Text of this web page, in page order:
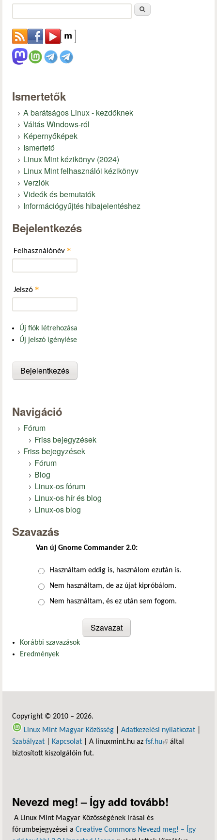
Ismertetők
A barátságos Linux - kezdőknek
Váltás Windows-ról
Képernyőképek
Ismertető
Linux Mint kézikönyv (2024)
Linux Mint felhasználói kézikönyv
Verziók
Videók és bemutatók
Információgyűjtés hibajelentéshez
Bejelentkezés
Felhasználónév *
Jelszó *
Új fiók létrehozása
Új jelszó igénylése
Navigáció
Fórum
Friss bejegyzések
Friss bejegyzések
Fórum
Blog
Linux-os fórum
Linux-os hír és blog
Linux-os blog
Szavazás
Van új Gnome Commander 2.0:
Választások
Használtam eddig is, használom ezután is.
Nem használtam, de az újat kipróbálom.
Nem használtam, és ez után sem fogom.
Korábbi szavazások
Eredmények
Copyright © 2010 – 2026.
Linux Mint Magyar Közösség
Adatkezelési nyilatkozat
Szabályzat
Kapcsolat | A linuxmint.hu az fsf.hu(külső hivatkozás)
által
biztosított kiszolgálóin fut.
Nevezd meg! – Így add tovább!
A Linux Mint Magyar Közösségének írásai és
fórumbejegyzései a Creative Commons Nevezd meg! – Így